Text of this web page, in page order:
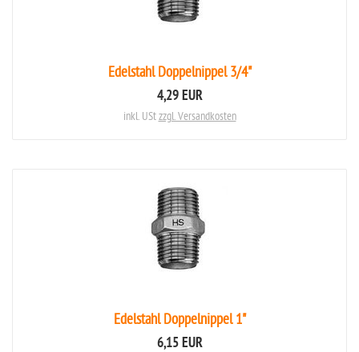
Edelstahl Doppelnippel 3/4"
4,29 EUR
inkl. UStzzgl. Versandkosten
Edelstahl Doppelnippel 1"
6,15 EUR